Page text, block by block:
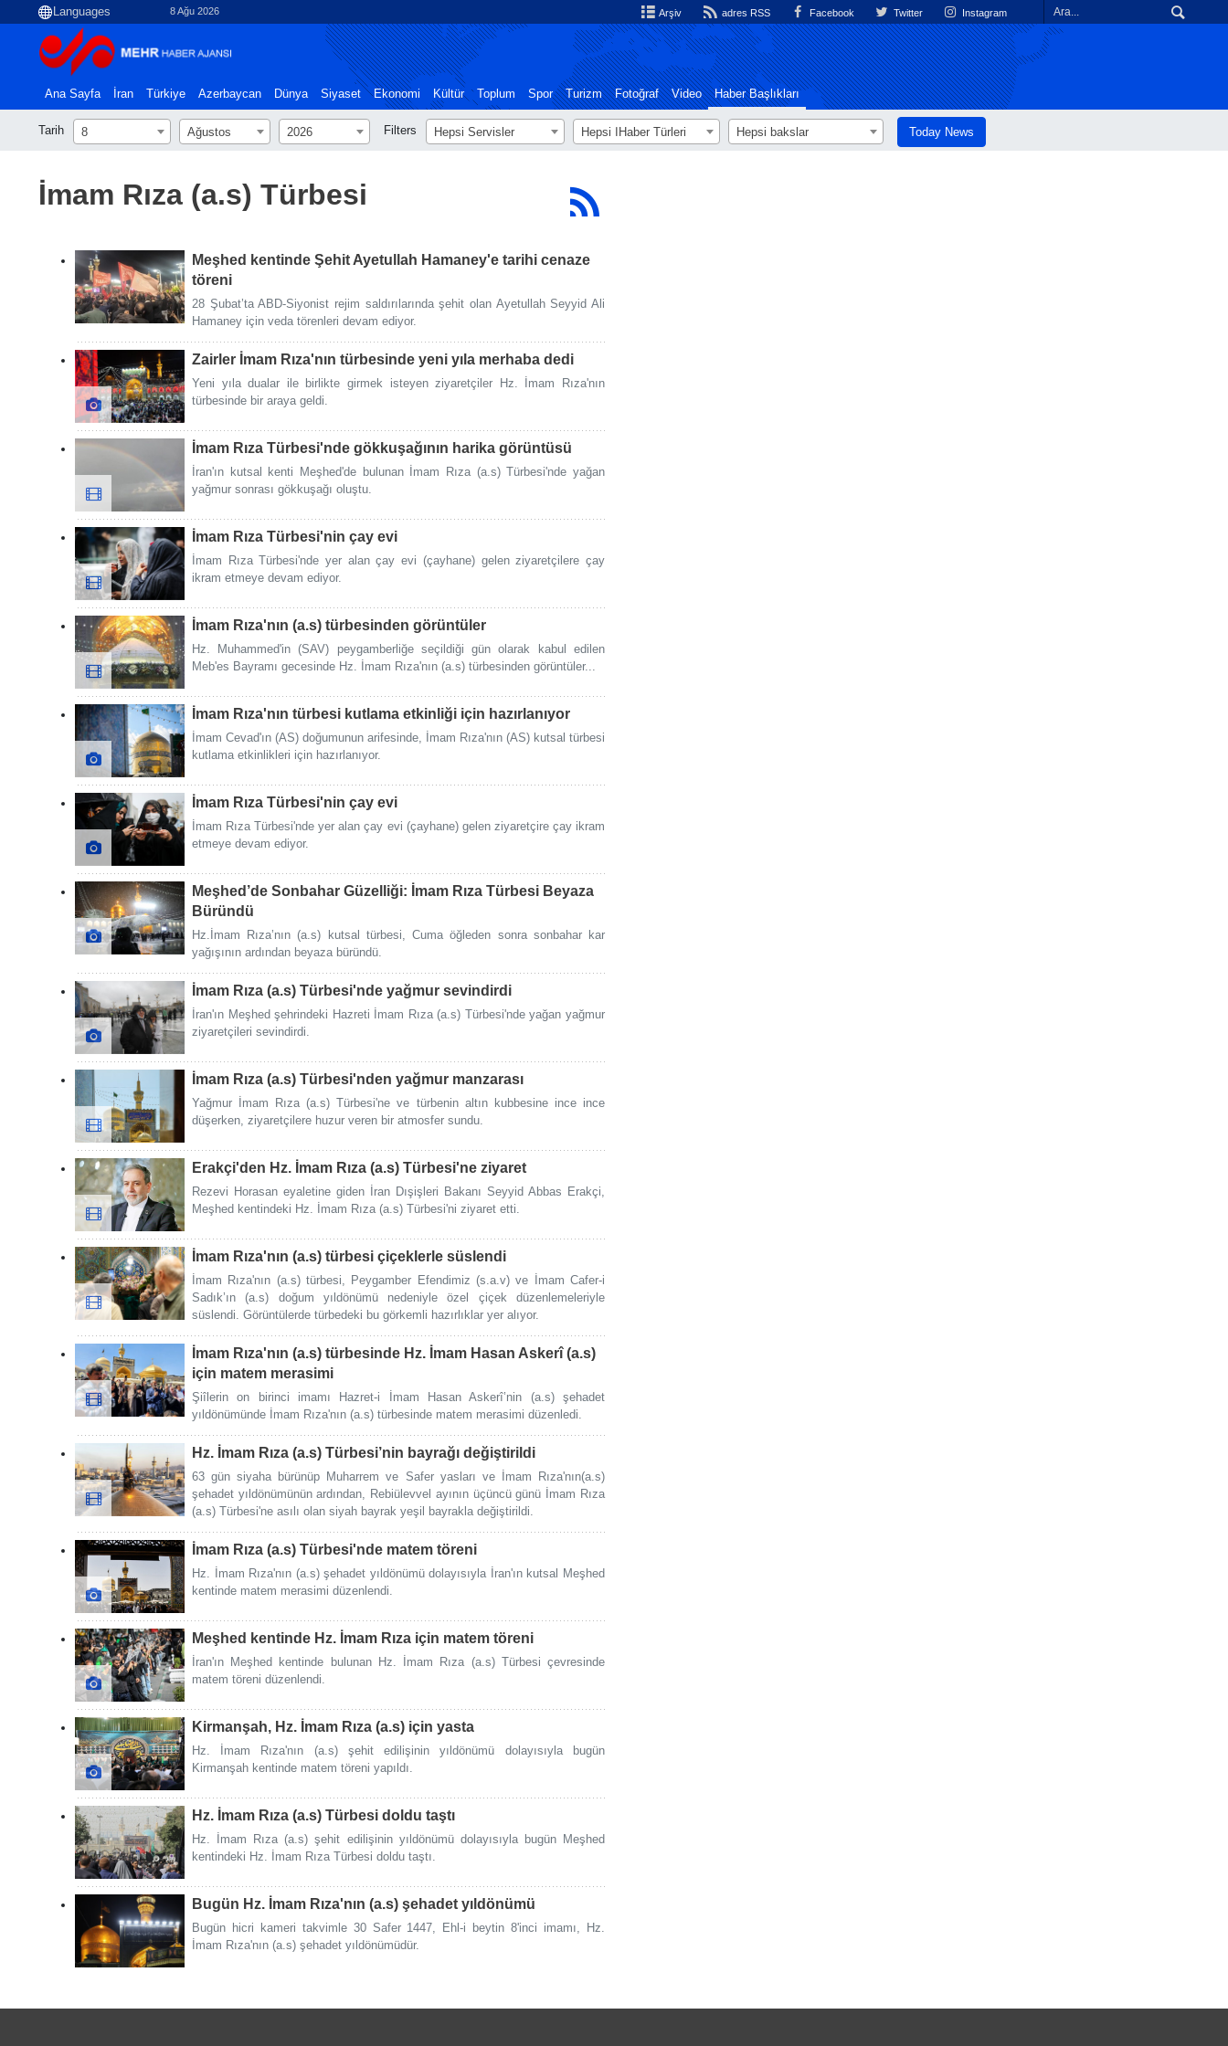
8 Ağu 2026 Arşiv adres RSS Facebook Twitter Instagram
Ana Sayfa İran Türkiye Azerbaycan Dünya Siyaset Ekonomi Kültür Toplum Spor Turizm Fotoğraf Video Haber Başlıkları
Tarih 8 Ağustos 2026 Filters Hepsi Servisler Hepsi اHaber Türleri Hepsi bakslar Today News
İmam Rıza (a.s) Türbesi
Meşhed kentinde Şehit Ayetullah Hamaney'e tarihi cenaze
töreni
28 Şubat’ta ABD-Siyonist rejim saldırılarında şehit olan Ayetullah Seyyid Ali
Hamaney için veda törenleri devam ediyor.
Zairler İmam Rıza'nın türbesinde yeni yıla merhaba dedi
Yeni yıla dualar ile birlikte girmek isteyen ziyaretçiler Hz. İmam Rıza'nın
türbesinde bir araya geldi.
İmam Rıza Türbesi'nde gökkuşağının harika görüntüsü
İran'ın kutsal kenti Meşhed'de bulunan İmam Rıza (a.s) Türbesi'nde yağan
yağmur sonrası gökkuşağı oluştu.
İmam Rıza Türbesi'nin çay evi
İmam Rıza Türbesi'nde yer alan çay evi (çayhane) gelen ziyaretçilere çay
ikram etmeye devam ediyor.
İmam Rıza'nın (a.s) türbesinden görüntüler
Hz. Muhammed'in (SAV) peygamberliğe seçildiği gün olarak kabul edilen
Meb'es Bayramı gecesinde Hz. İmam Rıza'nın (a.s) türbesinden görüntüler...
İmam Rıza'nın türbesi kutlama etkinliği için hazırlanıyor
İmam Cevad'ın (AS) doğumunun arifesinde, İmam Rıza'nın (AS) kutsal türbesi
kutlama etkinlikleri için hazırlanıyor.
İmam Rıza Türbesi'nin çay evi
İmam Rıza Türbesi'nde yer alan çay evi (çayhane) gelen ziyaretçire çay ikram
etmeye devam ediyor.
Meşhed’de Sonbahar Güzelliği: İmam Rıza Türbesi Beyaza
Büründü
Hz.İmam Rıza’nın (a.s) kutsal türbesi, Cuma öğleden sonra sonbahar kar
yağışının ardından beyaza büründü.
İmam Rıza (a.s) Türbesi'nde yağmur sevindirdi
İran'ın Meşhed şehrindeki Hazreti İmam Rıza (a.s) Türbesi'nde yağan yağmur
ziyaretçileri sevindirdi.
İmam Rıza (a.s) Türbesi'nden yağmur manzarası
Yağmur İmam Rıza (a.s) Türbesi'ne ve türbenin altın kubbesine ince ince
düşerken, ziyaretçilere huzur veren bir atmosfer sundu.
Erakçi'den Hz. İmam Rıza (a.s) Türbesi'ne ziyaret
Rezevi Horasan eyaletine giden İran Dışişleri Bakanı Seyyid Abbas Erakçi,
Meşhed kentindeki Hz. İmam Rıza (a.s) Türbesi'ni ziyaret etti.
İmam Rıza'nın (a.s) türbesi çiçeklerle süslendi
İmam Rıza'nın (a.s) türbesi, Peygamber Efendimiz (s.a.v) ve İmam Cafer-i
Sadık’ın (a.s) doğum yıldönümü nedeniyle özel çiçek düzenlemeleriyle
süslendi. Görüntülerde türbedeki bu görkemli hazırlıklar yer alıyor.
İmam Rıza'nın (a.s) türbesinde Hz. İmam Hasan Askerî (a.s)
için matem merasimi
Şiîlerin on birinci imamı Hazret-i İmam Hasan Askerî’nin (a.s) şehadet
yıldönümünde İmam Rıza'nın (a.s) türbesinde matem merasimi düzenledi.
Hz. İmam Rıza (a.s) Türbesi’nin bayrağı değiştirildi
63 gün siyaha bürünüp Muharrem ve Safer yasları ve İmam Rıza'nın(a.s)
şehadet yıldönümünün ardından, Rebiülevvel ayının üçüncü günü İmam Rıza
(a.s) Türbesi'ne asılı olan siyah bayrak yeşil bayrakla değiştirildi.
İmam Rıza (a.s) Türbesi'nde matem töreni
Hz. İmam Rıza'nın (a.s) şehadet yıldönümü dolayısıyla İran'ın kutsal Meşhed
kentinde matem merasimi düzenlendi.
Meşhed kentinde Hz. İmam Rıza için matem töreni
İran'ın Meşhed kentinde bulunan Hz. İmam Rıza (a.s) Türbesi çevresinde
matem töreni düzenlendi.
Kirmanşah, Hz. İmam Rıza (a.s) için yasta
Hz. İmam Rıza'nın (a.s) şehit edilişinin yıldönümü dolayısıyla bugün
Kirmanşah kentinde matem töreni yapıldı.
Hz. İmam Rıza (a.s) Türbesi doldu taştı
Hz. İmam Rıza (a.s) şehit edilişinin yıldönümü dolayısıyla bugün Meşhed
kentindeki Hz. İmam Rıza Türbesi doldu taştı.
Bugün Hz. İmam Rıza'nın (a.s) şehadet yıldönümü
Bugün hicri kameri takvimle 30 Safer 1447, Ehl-i beytin 8'inci imamı, Hz.
İmam Rıza'nın (a.s) şehadet yıldönümüdür.